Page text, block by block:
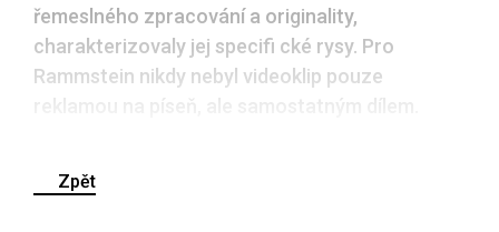
řemeslného zpracování a originality,
charakterizovaly jej specifi cké rysy. Pro
Rammstein nikdy nebyl videoklip pouze
Zpět